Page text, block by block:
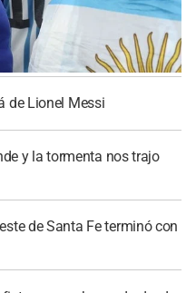
de Lionel Messi
y la tormenta nos trajo
de Santa Fe terminó con